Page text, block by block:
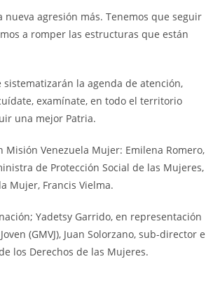
agresión más. Tenemos que seguir
a romper las estructuras que están
la agenda de atención,
examínate, en todo el territorio
una mejor Patria.
Venezuela Mujer: Emilena Romero,
de Protección Social de las Mujeres,
Mujer, Francis Vielma.
Yadetsy Garrido, en representación
(GMVJ), Juan Solorzano, sub-director e
los Derechos de las Mujeres.